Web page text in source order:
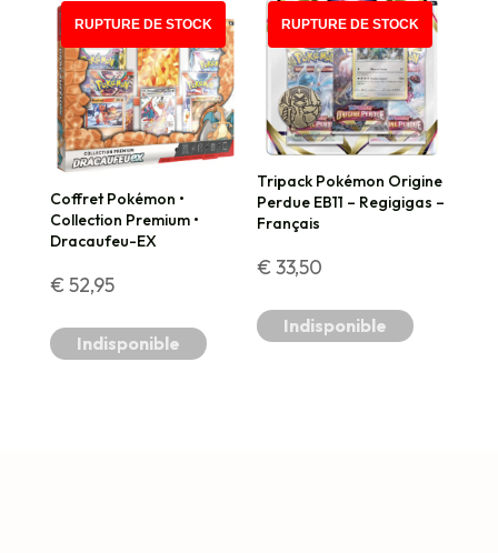
était :
€ 92,50.
est :
€ 79,90.
RUPTURE DE STOCK
Coffret Pokémon •
Collection Premium •
Dracaufeu-EX
€ 52,95
Indisponible
RUPTURE DE STOCK
Tripack Pokémon Origine
Perdue EB11 – Regigigas –
Français
€ 33,50
Indisponible